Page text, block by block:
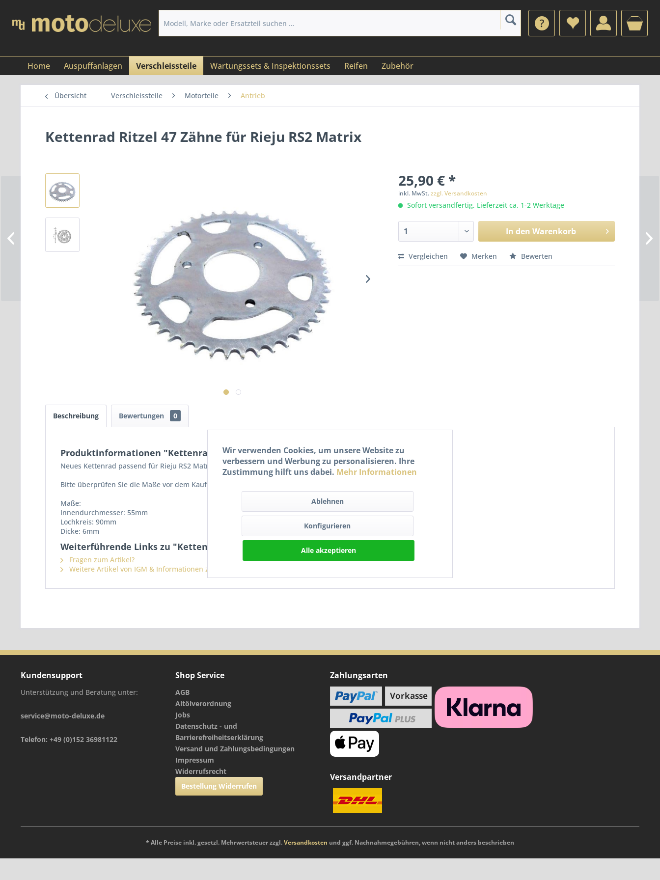
Home Auspuffanlagen Verschleissteile Wartungssets & Inspektionssets Reifen Zubehör
Übersicht Verschleissteile Motorteile Antrieb
Kettenrad Ritzel 47 Zähne für Rieju RS2 Matrix
25,90 € *
inkl. MwSt.zzgl. Versandkosten
Sofort versandfertig, Lieferzeit ca. 1-2 Werktage
In den Warenkorb
Vergleichen Merken Bewerten
Beschreibung Bewertungen 0
Produktinformationen "Kettenrad Ritzel 47 Zähne für Rieju RS2 Matrix"
Neues Kettenrad passend für Rieju RS2 Matrix
Bitte überprüfen Sie die Maße vor dem Kauf.
Maße:
Innendurchmesser: 55mm
Lochkreis: 90mm
Dicke: 6mm
Weiterführende Links zu "Kettenrad Ritzel 47 Zähne für Rieju RS2 Matrix"
Fragen zum Artikel?
Weitere Artikel von IGM & Informationen zur Produktsicherheit
Kundensupport
Unterstützung und Beratung unter:
service@moto-deluxe.de
Telefon: +49 (0)152 36981122
Shop Service
AGB
Altölverordnung
Jobs
Datenschutz - und
Barrierefreiheitserklärung
Versand und Zahlungsbedingungen
Impressum
Widerrufsrecht
Bestellung Widerrufen
Zahlungsarten
Versandpartner
* Alle Preise inkl. gesetzl. Mehrwertsteuer zzgl.Versandkosten und ggf. Nachnahmegebühren, wenn nicht anders beschrieben
Wir verwenden Cookies, um unsere Website zu
verbessern und Werbung zu personalisieren. Ihre
Zustimmung hilft uns dabei. Mehr Informationen
Ablehnen
Konfigurieren
Alle akzeptieren